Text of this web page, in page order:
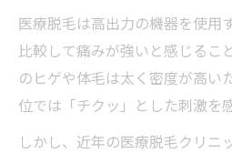
医療脱毛は高出力の機器を使用
比較して痛みが強いと感じるこ
のヒゲや体毛は太く密度が高い
位では「チクッ」とした刺激を
しかし、近年の医療脱毛クリニ